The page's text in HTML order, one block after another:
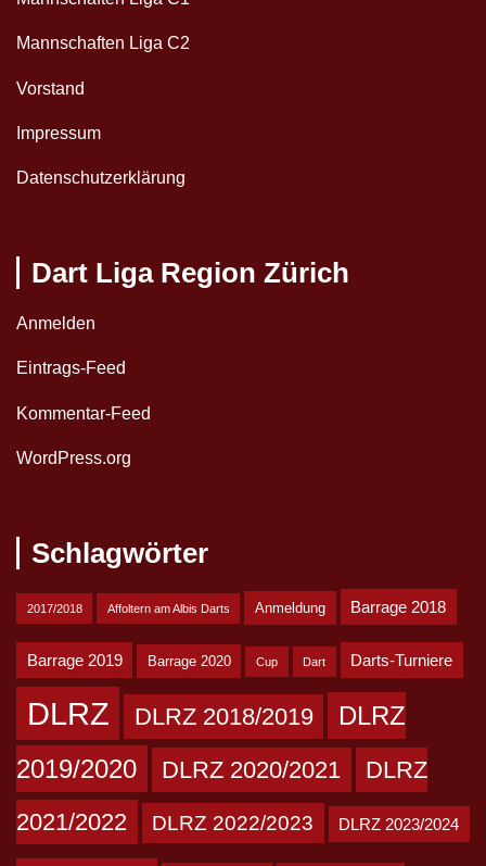
Mannschaften Liga C2
Vorstand
Impressum
Datenschutzerklärung
Dart Liga Region Zürich
Anmelden
Eintrags-Feed
Kommentar-Feed
WordPress.org
Schlagwörter
2017/2018 Affoltern am Albis Darts Anmeldung Barrage 2018
Barrage 2019 Barrage 2020 Cup Dart Darts-Turniere
DLRZ DLRZ 2018/2019
DLRZ
2019/2020
DLRZ 2020/2021
DLRZ
2021/2022
DLRZ 2022/2023 DLRZ 2023/2024